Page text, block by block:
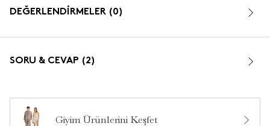
DEĞERLENDİRMELER (0)
SORU & CEVAP (2)
Giyim Ürünlerini Keşfet